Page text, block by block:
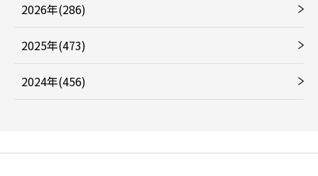
2026年(286)
2025年(473)
2024年(456)